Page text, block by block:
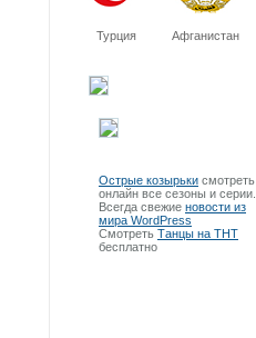
Турция Афганистан
Острые козырьки смотреть
онлайн все сезоны и серии.
Всегда свежие новости из
мира WordPress
Смотреть Танцы на ТНТ
бесплатно